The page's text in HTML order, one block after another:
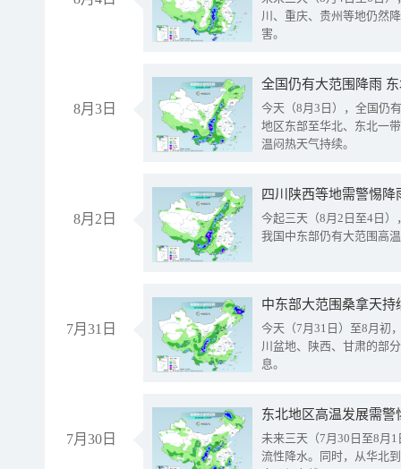
川、重庆、贵州等地仍然
害。
8月3日
全国仍有大范围降雨
今天（8月3日），全国仍
地区东部至华北、东北一
温闷热天气持续。
8月2日
今起三天（8月2日至4日
我国中东部仍有大范围高
7月31日
中东部大范围桑拿天
今天（7月31日）至8月初
川盆地、陕西、甘肃的部
息。
7月30日
东北地区高温发展需
未来三天（7月30日至8月
流性降水。同时，从华北